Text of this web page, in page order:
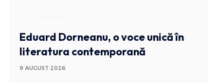
Eduard Dorneanu, o voce unică în
literatura contemporană
9 AUGUST 2026